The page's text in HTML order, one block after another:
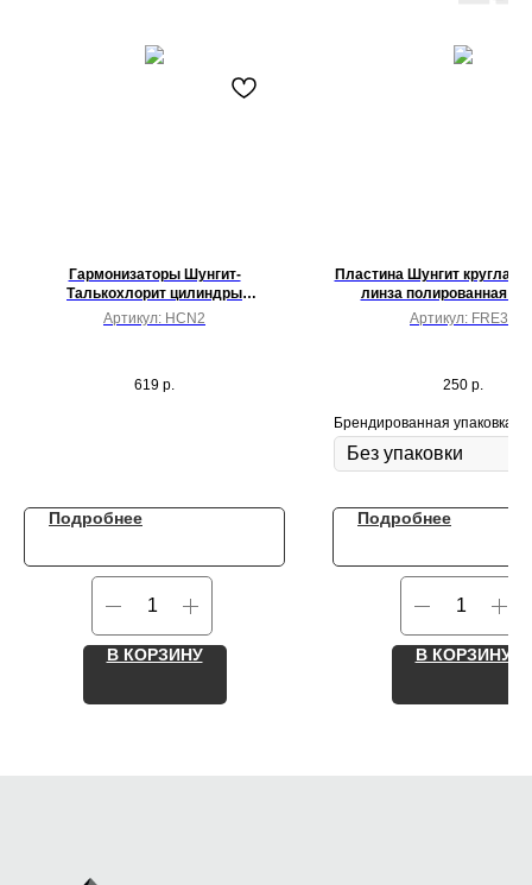
Гармонизаторы Шунгит-
Талькохлорит цилиндры
шлифованные 12х3 см
Артикул: HCN2
619 р.
Подробнее
В КОРЗИНУ
Пластина Шунгит круглая
линза полированная Ø
Артикул: FRE37
250 р.
Брендированная упаковка
Подробнее
В КОРЗИНУ